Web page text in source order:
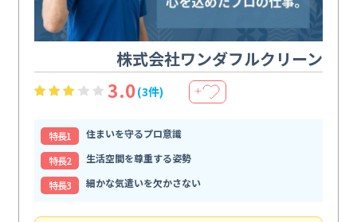
株式会社ワンダフルクリーン
3.0(3件) ＋
特⻑1
住まいを守るプロ意識
特⻑2
生活空間を尊重する姿勢
特⻑3
細かな気遣いを欠かさない